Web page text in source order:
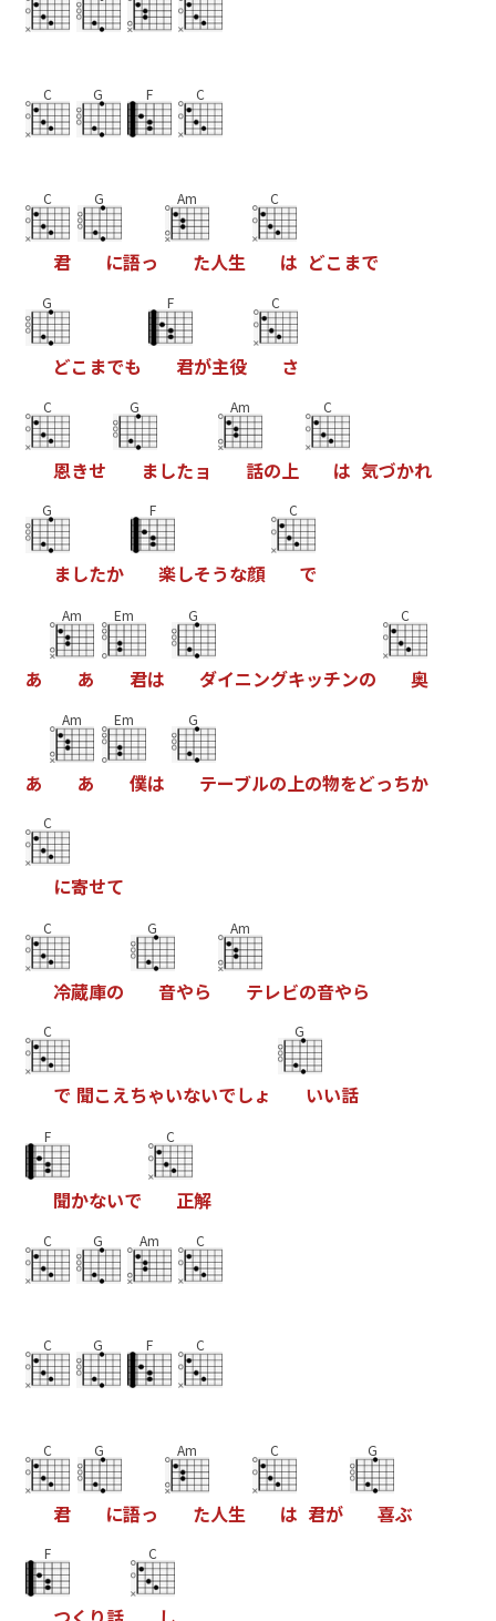
C G F C
C
君
G
に語っ
Am
た人生
C
は どこ まで
G
どこ までも
F
君が主役
C
さ
C
恩きせ
G
ましたョ
Am
話の上
C
は 気づかれ
G
ましたか
F
楽しそうな顔
C
で
あ
Am
あ
Em
君は
G
ダイニングキッチンの
C
奥
あ
Am
あ
Em
僕は
G
テーブルの上の物をどっちか
C
に寄せて
C
冷蔵庫の
G
音やら
Am
テレビの音やら
C
で 聞こえちゃいないでしょ
G
いい話
F
聞かないで
C
正解
C G Am C
C G F C
C
君
G
に語っ
Am
た人生
C
は 君が
G
喜ぶ
F C